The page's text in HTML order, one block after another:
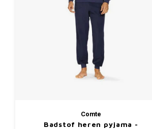
Comte
Badstof heren pyjama -